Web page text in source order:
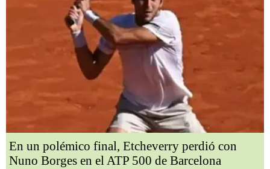
En un polémico final, Etcheverry perdió con
Nuno Borges en el ATP 500 de Barcelona